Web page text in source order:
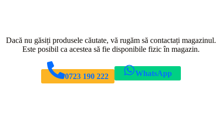
Dacă nu găsiți produsele căutate, vă rugăm să contactați magazinul.
Este posibil ca acestea să fie disponibile fizic în magazin.
0723 190 222 WhatsApp